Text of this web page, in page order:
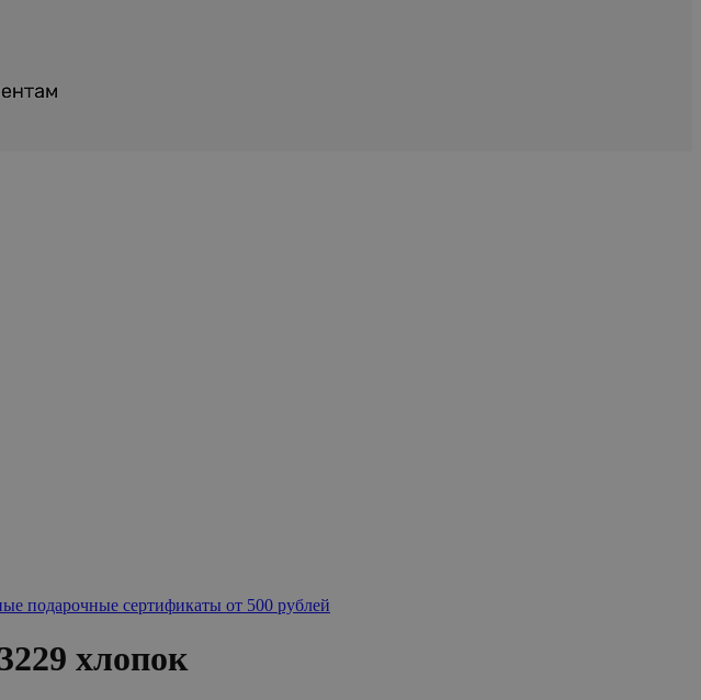
подарочные сертификаты от 500 рублей
хлопок